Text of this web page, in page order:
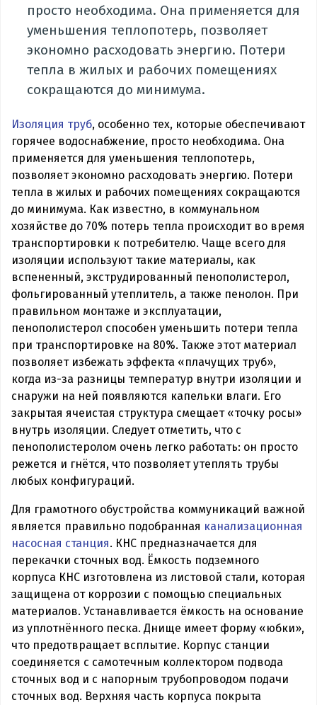
просто необходима. Она применяется для
уменьшения теплопотерь, позволяет
экономно расходовать энергию. Потери
тепла в жилых и рабочих помещениях
сокращаются до минимума.
Изоляция труб, особенно тех, которые обеспечивают
горячее водоснабжение, просто необходима. Она
применяется для уменьшения теплопотерь,
позволяет экономно расходовать энергию. Потери
тепла в жилых и рабочих помещениях сокращаются
до минимума. Как известно, в коммунальном
хозяйстве до 70% потерь тепла происходит во время
транспортировки к потребителю. Чаще всего для
изоляции используют такие материалы, как
вспененный, экструдированный пенополистерол,
фольгированный утеплитель, а также пенолон. При
правильном монтаже и эксплуатации,
пенополистерол способен уменьшить потери тепла
при транспортировке на 80%. Также этот материал
позволяет избежать эффекта «плачущих труб»,
когда из-за разницы температур внутри изоляции и
снаружи на ней появляются капельки влаги. Его
закрытая ячеистая структура смещает «точку росы»
внутрь изоляции. Следует отметить, что с
пенополистеролом очень легко работать: он просто
режется и гнётся, что позволяет утеплять трубы
любых конфигураций.
Для грамотного обустройства коммуникаций важной
является правильно подобранная канализационная
насосная станция. КНС предназначается для
перекачки сточных вод. Ёмкость подземного
корпуса КНС изготовлена из листовой стали, которая
защищена от коррозии с помощью специальных
материалов. Устанавливается ёмкость на основание
из уплотнённого песка. Днище имеет форму «юбки»,
что предотвращает всплытие. Корпус станции
соединяется с самотечным коллектором подвода
сточных вод и с напорным трубопроводом подачи
сточных вод. Верхняя часть корпуса покрыта